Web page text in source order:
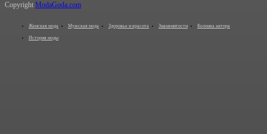
Copyright ModaGoda.com
Женская мода Мужская мода Здоровье и красота Знаменитости Колонка автора
История моды